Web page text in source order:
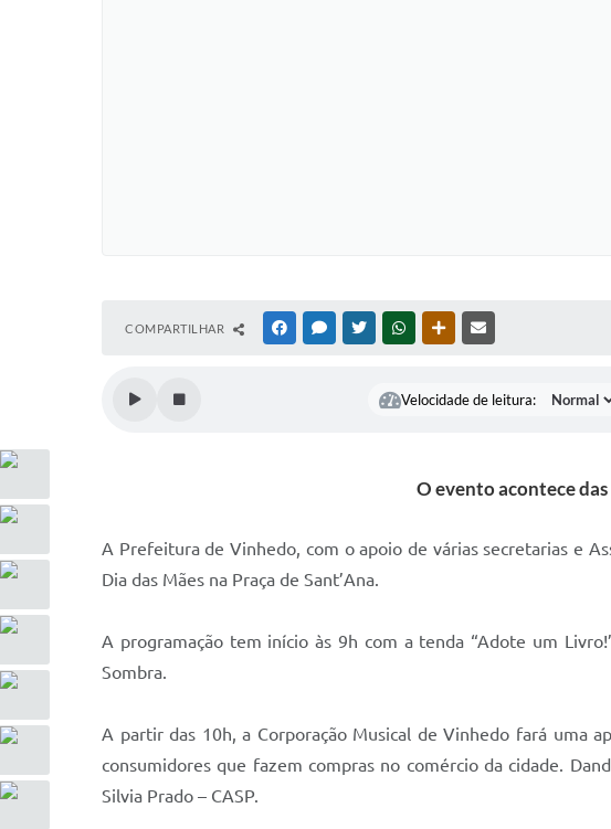
COMPARTILHAR FACEBOOKMESSENGER
TWITTERWHATSAPPOUTRAS MÍDIAS
Velocidade de leitura:
O evento acontece
A Prefeitura de Vinhedo, com o apoio de várias secretarias e
Dia das Mães na Praça de Sant’Ana.
A programação tem início às 9h com a tenda “Adote um
Sombra.
A partir das 10h, a Corporação Musical de Vinhedo fará uma
consumidores que fazem compras no comércio da cidade.
Silvia Prado – CASP.